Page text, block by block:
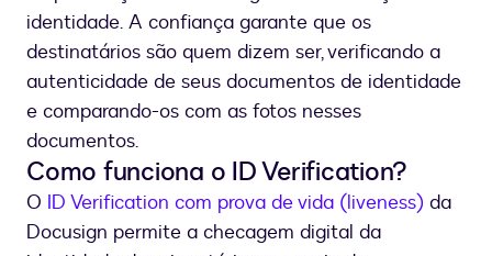
identidade. A confiança garante que os
destinatários são quem dizem ser, verificando a
autenticidade de seus documentos de identidade
e comparando-os com as fotos nesses
documentos.
Como funciona o ID Verification?
O ID Verification com prova de vida (liveness) da
Docusign permite a checagem digital da